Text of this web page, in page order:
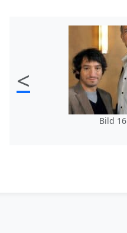
<
Bild 16